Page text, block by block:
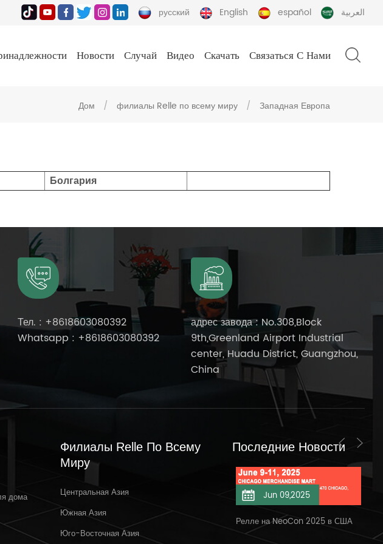
русский English español العربية
Новости Случай Видео Скачать Связаться С Нами
Дом / филиалы Relle по всему миру / Западная Европа
Болгария
Тел. : +8618603080392
Whatsapp : +8618603080392
адрес завода : No.308,Block
9th,Greenland Airport Industrial
center, Huadu District, Guangzhou,
China
дома
Филиалы Relle По Всему
Миру
Центральная Азия
Южная Азия
Юго-Восточная Азия
Последние Новости
31,2025
на выставку
IEC, Москва, Россия,
Релле на NeoCon 11.06.2025
Jun 09,2025
Релле на NeoCon 2025 в США